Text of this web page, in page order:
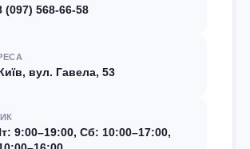
(097) 568-66-58
вул. Гавела, 53
9:00–19:00, Сб: 10:00–17:00,